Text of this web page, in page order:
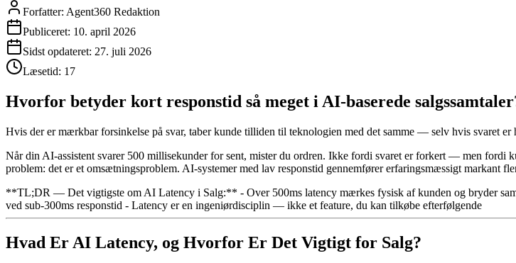
Forfatter: Agent360 Redaktion
Publiceret: 10. april 2026
Sidst opdateret: 27. juli 2026
Læsetid: 17
Hvorfor betyder kort responstid så meget i AI-baserede
Hvis der er mærkbar forsinkelse på svar, taber kunde tilliden til teknologien med det samme — selv hvis svaret er
Når din AI-assistent svarer 500 millisekunder for sent, mister du ordren. Ikke fordi svaret er forkert — men fordi
problem: det er et omsætningsproblem. AI-systemer med lav responstid gennemfører erfaringsmæssigt markant
**TL;DR — Det vigtigste om AI Latency i Salg:** - Over 500ms latency mærkes fysisk af kunden og bryder
ved sub-300ms responstid - Latency er en ingeniørdisciplin — ikke et feature, du kan tilkøbe efterfølgende
Hvad Er AI Latency, og Hvorfor Er Det Vigtigt for Salg?